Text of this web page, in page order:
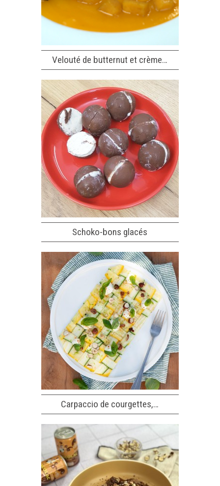
Velouté de butternut et crème…
Schoko-bons glacés
Carpaccio de courgettes,…